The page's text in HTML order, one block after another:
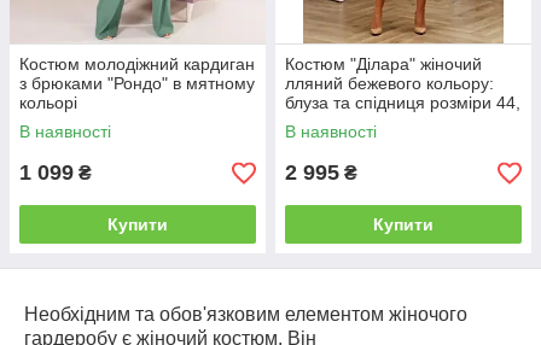
Костюм молодіжний кардиган
з брюками "Рондо" в мятному
кольорі
В наявності
1 099 ₴
Купити
Костюм "Ділара" жіночий
лляний бежевого кольору:
блуза та спідниця розміри 44,
46, 48, 50
В наявності
2 995 ₴
Купити
Необхідним та обов'язковим елементом жіночого
гардеробу є жіночий костюм. Він